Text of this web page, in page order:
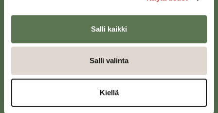
Salli kaikki
Salli valinta
Kiellä
43100 Saarijärvi